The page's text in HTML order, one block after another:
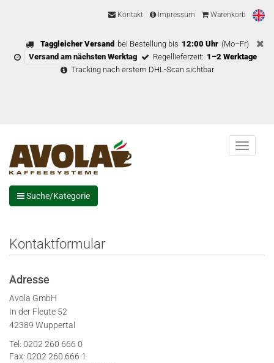
Kontakt Impressum Warenkorb
Taggleicher Versand bei Bestellung bis 12:00 Uhr (Mo–Fr)
Versand am nächsten Werktag
Regellieferzeit: 1–2 Werktage
Tracking nach erstem DHL-Scan sichtbar
Menu
Suche/Kategorie
Kontaktformular
Adresse
Avola GmbH
In der Fleute 52
42389 Wuppertal
Tel: 0202 260 666 0
Fax: 0202 260 666 1